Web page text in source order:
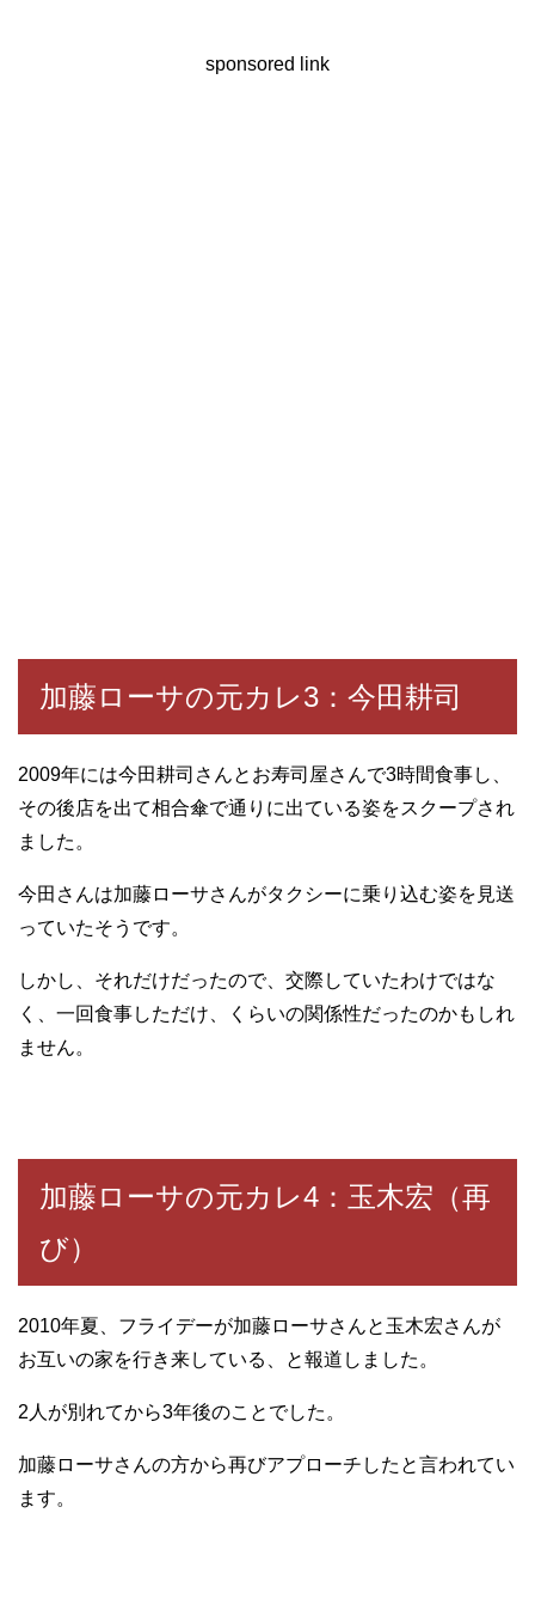
sponsored link
加藤ローサの元カレ3：今田耕司
2009年には今田耕司さんとお寿司屋さんで3時間食事し、
その後店を出て相合傘で通りに出ている姿をスクープされ
ました。
今田さんは加藤ローサさんがタクシーに乗り込む姿を見送
っていたそうです。
しかし、それだけだったので、交際していたわけではな
く、一回食事しただけ、くらいの関係性だったのかもしれ
ません。
加藤ローサの元カレ4：玉木宏（再
び）
2010年夏、フライデーが加藤ローサさんと玉木宏さんが
お互いの家を行き来している、と報道しました。
2人が別れてから3年後のことでした。
加藤ローサさんの方から再びアプローチしたと言われてい
ます。